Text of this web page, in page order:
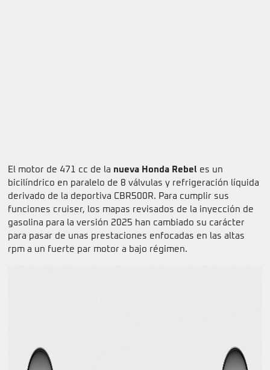
El motor de 471 cc de la nueva Honda Rebel es un
bicilíndrico en paralelo de 8 válvulas y refrigeración líquida
derivado de la deportiva CBR500R. Para cumplir sus
funciones cruiser, los mapas revisados de la inyección de
gasolina para la versión 2025 han cambiado su carácter
para pasar de unas prestaciones enfocadas en las altas
rpm a un fuerte par motor a bajo régimen.